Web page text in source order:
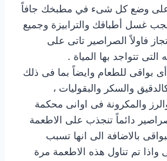
وضع كل شىء في مطبخك جافاً
غسل أطباقك والترابيزة وجميع
فاولاً الصراصير تاتى على
التى تتواجد بها المياة .
بواقى للطعام وايضاً بما فى ذلك
والسكر والبقوليات ،
والمكرونة فى اوانى محكمة
دائماً تنجذب على الاطعمة
بالاضافة الى انها تسبب
واذا تم تناول هذه الاطعمة مرة